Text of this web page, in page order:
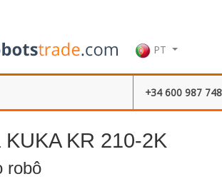
PT
+34 600 987 748
KUKA KR 210-2K
robô